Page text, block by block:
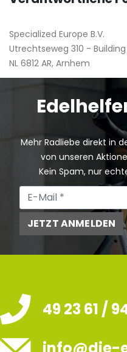
Specialized Europe B.V.
Utrechtseweg 310 - Building
NL 6812 AR, Arnhem
Mehr Radliebe direkt in
von unseren
Kein Spam, nur
JETZT ANMELDEN
49 23 61 /